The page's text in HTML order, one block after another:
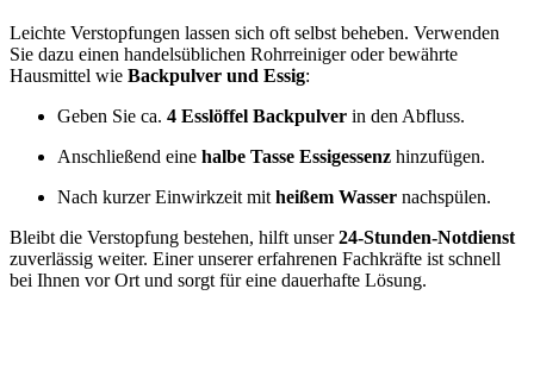
Leichte Verstopfungen lassen sich oft selbst beheben. Verwenden
Sie dazu einen handelsüblichen Rohrreiniger oder bewährte
Hausmittel wie Backpulver und Essig:
Geben Sie ca. 4 Esslöffel Backpulver in den Abfluss.
Anschließend eine halbe Tasse Essigessenz hinzufügen.
Nach kurzer Einwirkzeit mit heißem Wasser nachspülen.
Bleibt die Verstopfung bestehen, hilft unser24-Stunden-Notdienst
zuverlässig weiter. Einer unserer erfahrenen Fachkräfte ist schnell
bei Ihnen vor Ort und sorgt für eine dauerhafte Lösung.